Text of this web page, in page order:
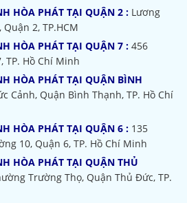
HÒA PHÁT TẠI QUẬN 2 : Lương
2, TP.HCM
HÒA PHÁT TẠI QUẬN 7 : 456
TP. Hồ Chí Minh
HÒA PHÁT TẠI QUẬN BÌNH
Cảnh, Quận Bình Thạnh, TP. Hồ Chí
HÒA PHÁT TẠI QUẬN 6 : 135
10, Quận 6, TP. Hồ Chí Minh
HÒA PHÁT TẠI QUẬN THỦ
Trường Thọ, Quận Thủ Đức, TP.